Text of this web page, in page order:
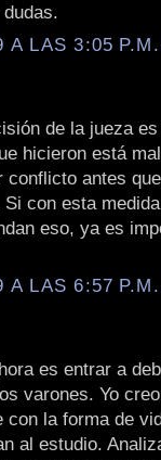
A LAS 3:05 P.M.
de la jueza
hicieron está
conflicto antes
con esta
eso, ya es
A LAS 6:57 P.M.
es entrar a
varones. Yo
la forma de
al estudio.